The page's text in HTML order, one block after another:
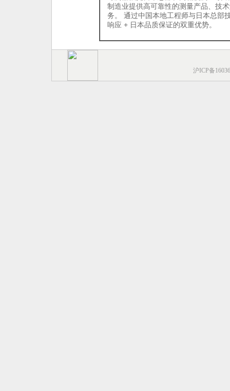
制造业提供高可靠性的测量产品、技
务。 通过中国本地工程师与日本总部
响应 + 日本品质保证的双重优势。
沪ICP备